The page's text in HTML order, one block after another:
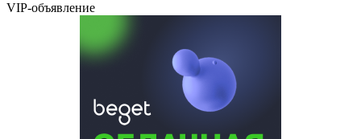
VIP-объявление